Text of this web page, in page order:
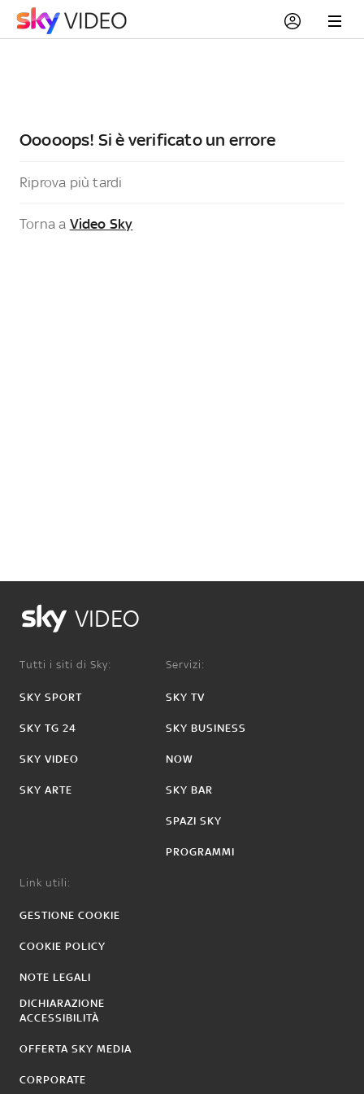
Ooooops! Si è verificato un errore
Riprova più tardi
Torna a Video Sky
VIDEO
Tutti i siti di Sky:
SKY SPORT
SKY TG 24
SKY VIDEO
SKY ARTE
Servizi:
SKY TV
SKY BUSINESS
NOW
SKY BAR
SPAZI SKY
PROGRAMMI
Link utili:
GESTIONE COOKIE
COOKIE POLICY
NOTE LEGALI
DICHIARAZIONE
ACCESSIBILITÀ
OFFERTA SKY MEDIA
CORPORATE